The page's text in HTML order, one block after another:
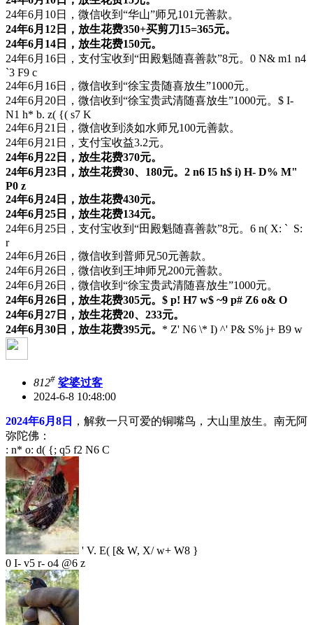
24年6月10日，微信收到“华山”师兄101元善款。
24年6月12日，放生花费350+买剪刀15=365元。
24年6月14日，放生花费150元。
24年6月16日，支付宝收到“田殿魁随喜善款”8元。 0 N& m1 n4
`3 F9 c
24年6月16日，微信收到“徐宝贵随喜放生”1000元。
24年6月20日，微信收到“徐宝贵武清随喜放生”1000元。 $ I-
N1 h* b. z( {( s7 K
24年6月21日，微信收到淡如水师兄100元善款。
24年6月21日，支付宝收益3.2元。
24年6月22日，放生花费370元。
24年6月23日，放生花费30、180元。 2 n6 I5 h$ i) H- D% M"
P0 z
24年6月24日，放生花费430元。
24年6月25日，放生花费134元。
24年6月25日，支付宝收到“田殿魁随喜善款”8元。 6 n( X: ` S:
r
24年6月26日，微信收到普师兄50元善款。
24年6月26日，微信收到王坤师兄200元善款。
24年6月26日，微信收到“徐宝贵武清随喜放生”1000元。
24年6月26日，放生花费305元。 $ p! H7 w$ ~9 p# Z6 o& O
24年6月27日，放生花费20、233元。
24年6月30日，放生花费395元。 * Z' N6 \* I) ^' P& S% j+ B9 w
812# 娑婆过客
2024-6-8 10:48:00
2024年6月8日
，解救一只可爱的铜嘴鸟，大山里放生。南无阿
弥陀佛：
: n* o: d( {; q5 f2 N6 C
' V. E( [& W, X/ w+ W8 }
0 I- v5 r- o4 @6 z